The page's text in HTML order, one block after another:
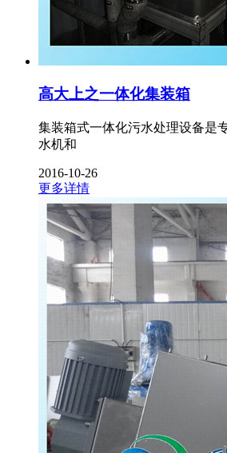
高大上之一体化集装箱
集装箱式一体化污水处理设备是
水机和
2016-10-26
更多详情